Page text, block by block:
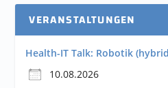
VERANSTALTUNGEN
Health-IT Talk: Robotik
10.08.2026